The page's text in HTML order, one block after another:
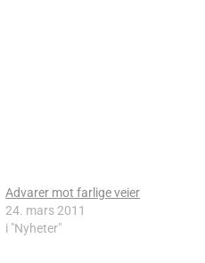
Advarer mot farlige veier
24. mars 2011
i "Nyheter"